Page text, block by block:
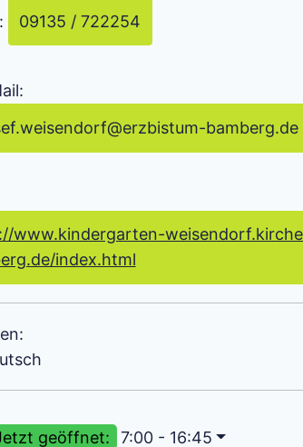
09135 / 722254
@erzbistum-bamberg.de
www.kindergarten-
index.html
geöffnet: 7:00 - 16:45